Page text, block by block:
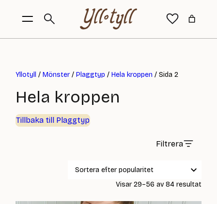
Yllotyll / Mönster/ Plaggtyp / Hela kroppen / Sida 2
Hela kroppen
Tillbaka till Plaggtyp
Filtrera
Visar 29–56 av 84 resultat